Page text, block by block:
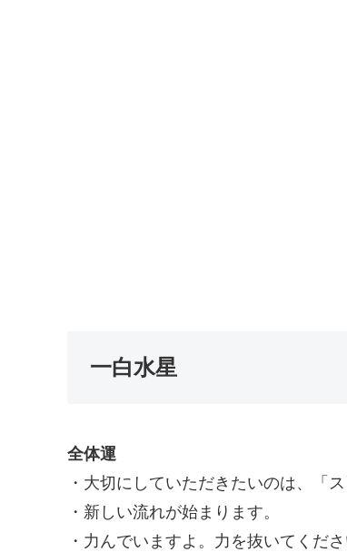
一白水星
全体運
・大切にしていただきたいのは、「
・新しい流れが始まります。
・力んでいますよ。力を抜いてくださ